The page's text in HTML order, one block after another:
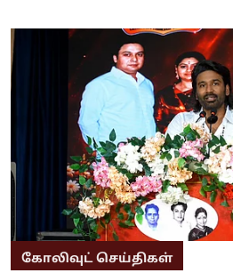
கோலிவுட் செய்திகள்